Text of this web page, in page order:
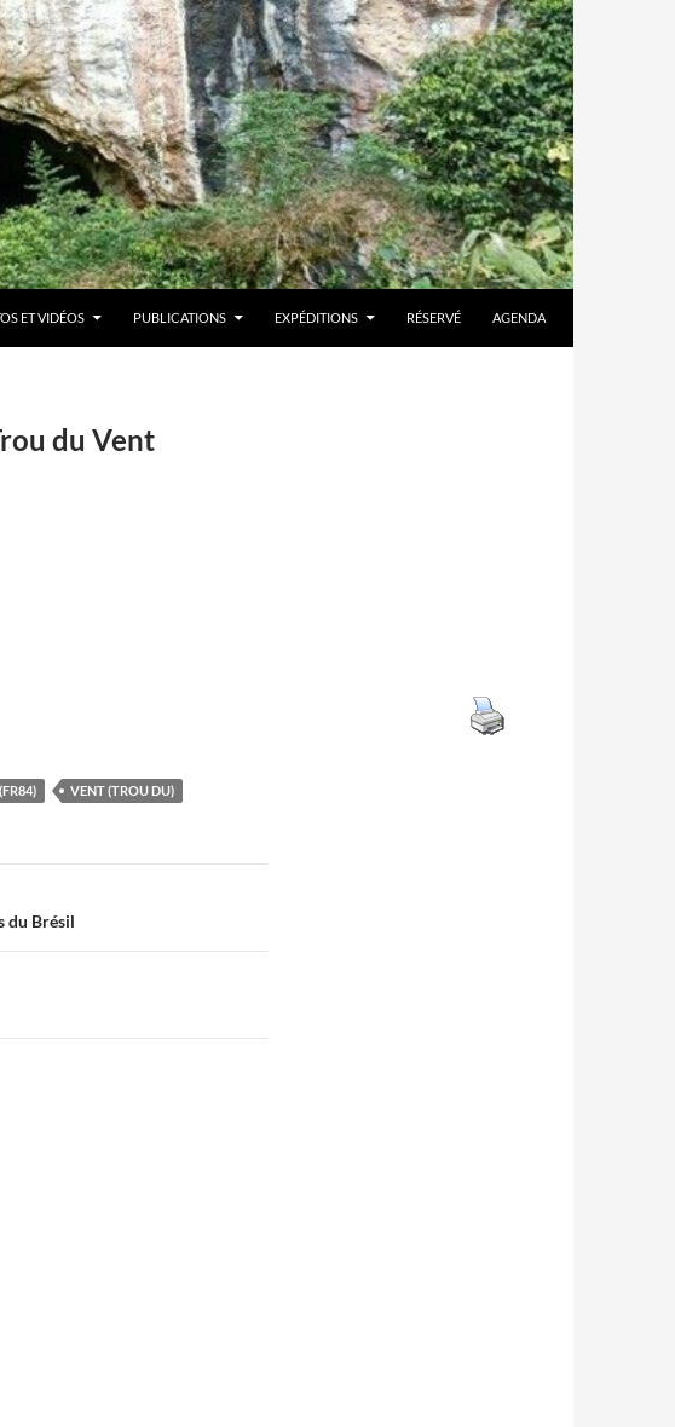
ET VIDÉOS PUBLICATIONS EXPÉDITIONS RÉSERVÉ AGENDA
du Vent
VENT (TROU DU)
du Brésil